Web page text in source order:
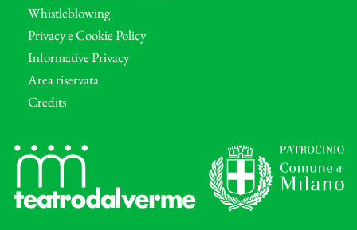
Whistleblowing
Privacy e Cookie Policy
Informative Privacy
Area riservata
Credits